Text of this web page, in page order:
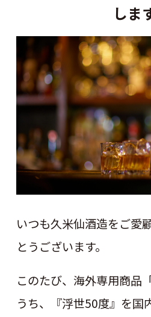
しま
いつも久米仙酒造をご愛
とうございます。
このたび、海外専用商品
うち、『浮世50度』を国